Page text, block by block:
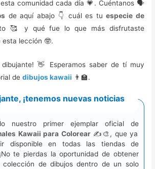
esta comunidad cada día 💗. Cuéntanos 🗣
de aquí abajo 👇 cuál es tuespecie de
🥰️ y qué fue lo que más disfrutaste
lección 🤓.
dibujante! 👋 Esperamos saber de tí muy
dedibujos kawaii 👨‍🏫.
¡tenemos nuevas noticias
nuestro primer ejemplar oficial de
Kawaii para Colorear✍️🎨, que ya
disponible en todas las tiendas de
te pierdas la oportunidad de obtener
colección de dibujos dentro de un solo